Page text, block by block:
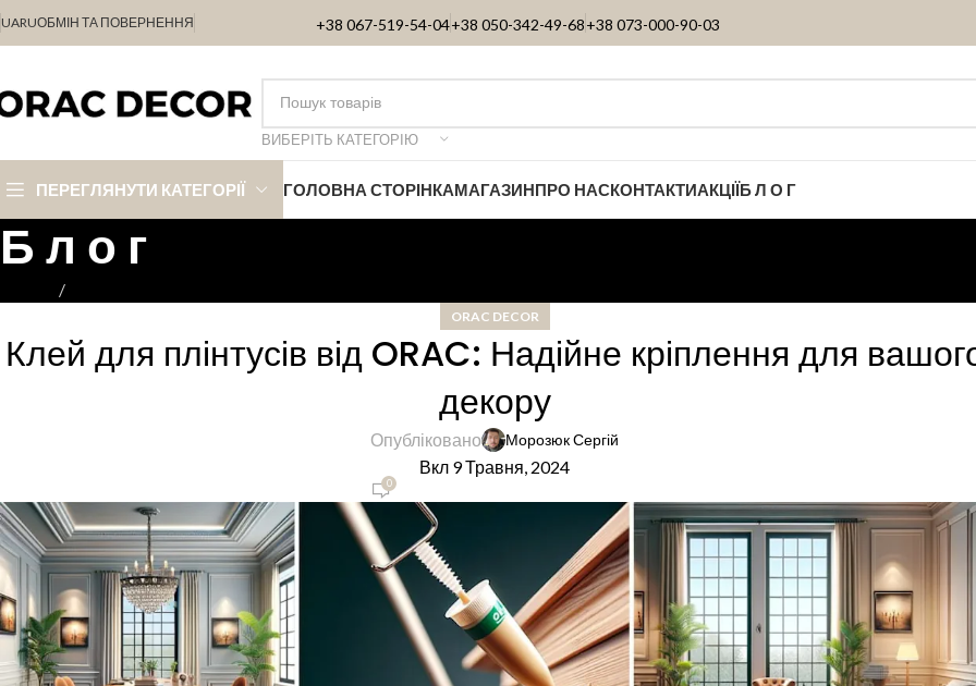
UARUОБМІН ТА ПОВЕРНЕННЯ +38 067-519-54-04+38 050-342-49-68+38 073-000-90-03
ВИБЕРІТЬ КАТЕГОРІЮ
ПЕРЕГЛЯНУТИ КАТЕГОРІЇ ГОЛОВНА СТОРІНКАМАГАЗИНПРО НАСКОНТАКТИАКЦІЇБ Л О Г
Б л о г
ORAC DECOR
Клей для плінтусів від ORAC: Надійне кріплення для
декору
Опубліковано Морозюк Сергій
Вкл 9 Травня, 2024
0